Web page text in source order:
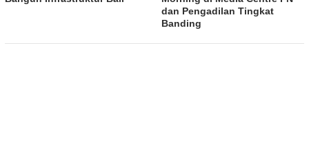
dan Pengadilan Tingkat
Banding